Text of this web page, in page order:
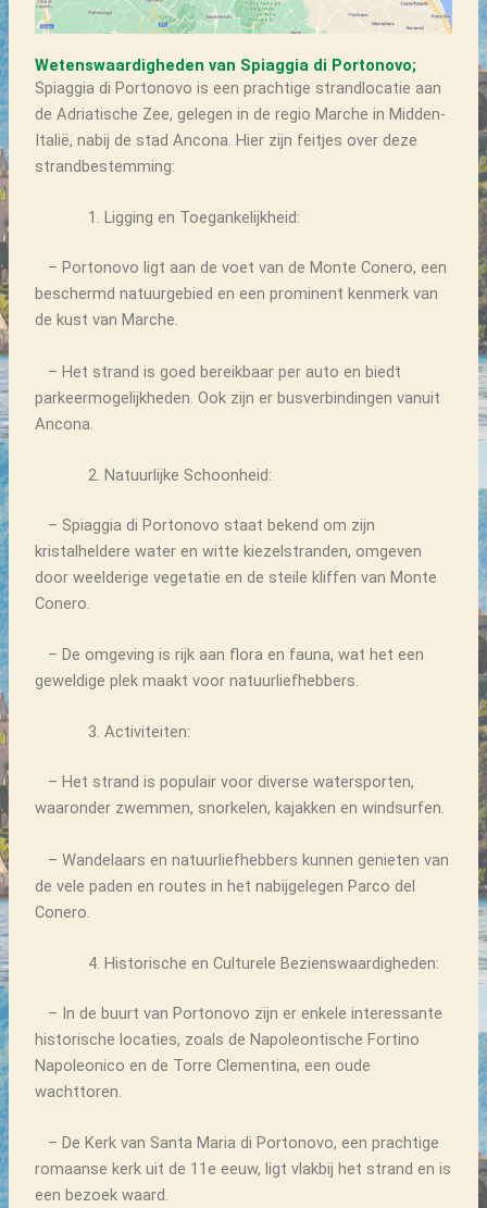
Wetenswaardigheden van Spiaggia di Portonovo;
Spiaggia di Portonovo is een prachtige strandlocatie aan
de Adriatische Zee, gelegen in de regio Marche in Midden-
Italië, nabij de stad Ancona. Hier zijn feitjes over deze
strandbestemming:
Ligging en Toegankelijkheid:
– Portonovo ligt aan de voet van de Monte Conero, een
beschermd natuurgebied en een prominent kenmerk van
de kust van Marche.
– Het strand is goed bereikbaar per auto en biedt
parkeermogelijkheden. Ook zijn er busverbindingen vanuit
Ancona.
Natuurlijke Schoonheid:
– Spiaggia di Portonovo staat bekend om zijn
kristalheldere water en witte kiezelstranden, omgeven
door weelderige vegetatie en de steile kliffen van Monte
Conero.
– De omgeving is rijk aan flora en fauna, wat het een
geweldige plek maakt voor natuurliefhebbers.
Activiteiten:
– Het strand is populair voor diverse watersporten,
waaronder zwemmen, snorkelen, kajakken en windsurfen.
– Wandelaars en natuurliefhebbers kunnen genieten van
de vele paden en routes in het nabijgelegen Parco del
Conero.
Historische en Culturele Bezienswaardigheden:
– In de buurt van Portonovo zijn er enkele interessante
historische locaties, zoals de Napoleontische Fortino
Napoleonico en de Torre Clementina, een oude
wachttoren.
– De Kerk van Santa Maria di Portonovo, een prachtige
romaanse kerk uit de 11e eeuw, ligt vlakbij het strand en is
een bezoek waard.